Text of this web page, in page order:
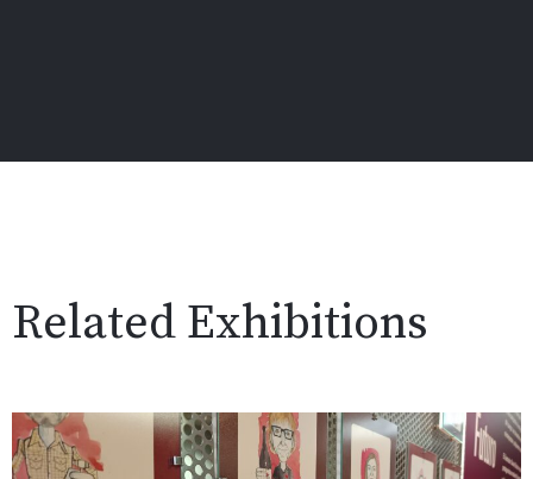
Related Exhibitions